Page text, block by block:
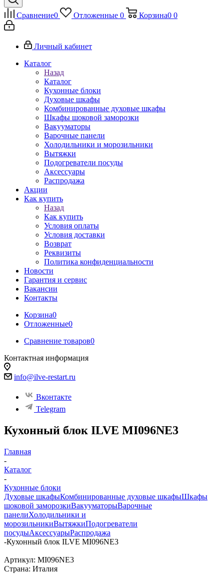
Сравнение0 Отложенные 0 Корзина0 0
Личный кабинет
Каталог
Назад
Каталог
Кухонные блоки
Духовые шкафы
Комбинированные духовые шкафы
Шкафы шоковой заморозки
Вакууматоры
Варочные панели
Холодильники и морозильники
Вытяжки
Подогреватели посуды
Аксессуары
Распродажа
Акции
Как купить
Назад
Как купить
Условия оплаты
Условия доставки
Возврат
Реквизиты
Политика конфиденциальности
Новости
Гарантия и сервис
Вакансии
Контакты
Корзина0
Отложенные0
Сравнение товаров0
Контактная информация
info@ilve-restart.ru
Вконтакте
Telegram
Кухонный блок ILVE MI096NE3
Главная
-
Каталог
-
Кухонные блоки
Духовые шкафыКомбинированные духовые шкафыШкафы
шоковой заморозкиВакууматорыВарочные
панелиХолодильники и
морозильникиВытяжкиПодогреватели
посудыАксессуарыРаспродажа
-Кухонный блок ILVE MI096NE3
Артикул: MI096NE3
Страна: Италия